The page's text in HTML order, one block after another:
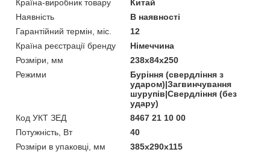
Країна-виробник товару
Китай
Наявність
В наявності
Гарантійний термін, міс.
12
Країна реєстрації бренду
Німеччина
Розміри, мм
238x84x250
Режими
Буріння (свердління з
ударом)|Загвинчування
шурупів|Свердління (без
удару)
Код УКТ ЗЕД
8467 21 10 00
Потужність, Вт
40
Розміри в упаковці, мм
385х290х115